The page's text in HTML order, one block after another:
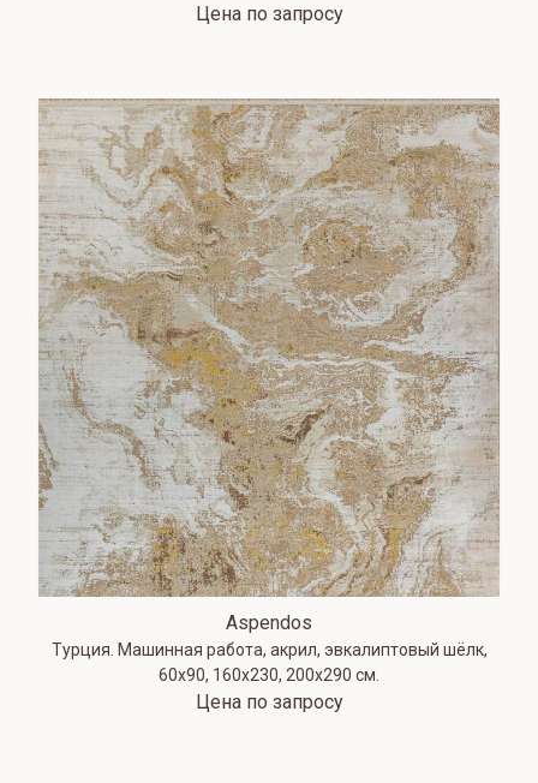
Цена по запросу
Aspendos
Турция. Машинная работа, акрил, эвкалиптовый шёлк,
60х90, 160х230, 200х290 см.
Цена по запросу